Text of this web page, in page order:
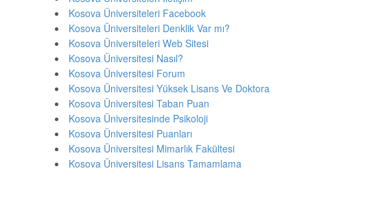
Kosova Üniversiteleri Facebook
Kosova Üniversiteleri Denklik Var mı?
Kosova Üniversiteleri Web Sitesi
Kosova Üniversitesi Nasıl?
Kosova Üniversitesi Forum
Kosova Üniversitesi Yüksek Lisans Ve Doktora
Kosova Üniversitesi Taban Puan
Kosova Üniversitesinde Psikoloji
Kosova Üniversitesi Puanları
Kosova Üniversitesi Mimarlık Fakültesi
Kosova Üniversitesi Lisans Tamamlama